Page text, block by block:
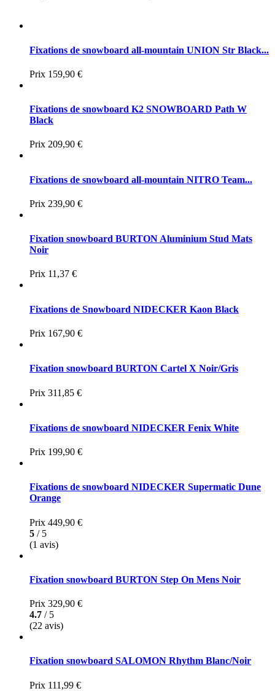
Fixations de snowboard all-mountain UNION Str Black...
Prix 159,90 €
Fixations de snowboard K2 SNOWBOARD Path W
Black
Prix 209,90 €
Fixations de snowboard all-mountain NITRO Team...
Prix 239,90 €
Fixation snowboard BURTON Aluminium Stud Mats
Noir
Prix 11,37 €
Fixations de Snowboard NIDECKER Kaon Black
Prix 167,90 €
Fixation snowboard BURTON Cartel X Noir/Gris
Prix 311,85 €
Fixations de snowboard NIDECKER Fenix White
Prix 199,90 €
Fixations de snowboard NIDECKER Supermatic Dune
Orange
Prix 449,90 €
5 / 5
(1 avis)
Fixation snowboard BURTON Step On Mens Noir
Prix 329,90 €
4.7 / 5
(22 avis)
Fixation snowboard SALOMON Rhythm Blanc/Noir
Prix 111,99 €